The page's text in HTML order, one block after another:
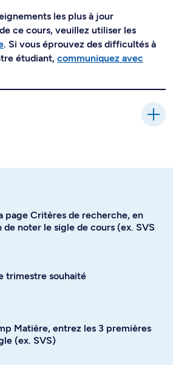
les plus à jour
ce cours, veuillez utiliser les
. Si vous éprouvez des difficultés à
étudiant, communiquez avec
page Critères de recherche, en
de noter le sigle de cours (ex. SVS
trimestre souhaité
Matière, entrez les 3 premières
(ex. SVS)